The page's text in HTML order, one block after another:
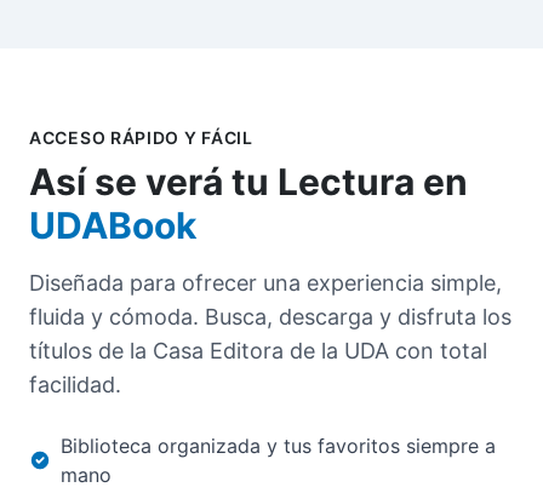
ACCESO RÁPIDO Y FÁCIL
Así se verá tu Lectura en
UDABook
Diseñada para ofrecer una experiencia simple,
fluida y cómoda. Busca, descarga y disfruta los
títulos de la Casa Editora de la UDA con total
facilidad.
Biblioteca organizada y tus favoritos siempre a
mano